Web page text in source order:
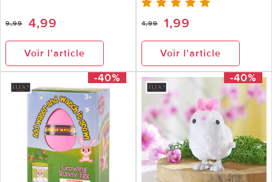
9,99 4,99
Voir l’article
4,99 1,99
Voir l’article
-40% -40%